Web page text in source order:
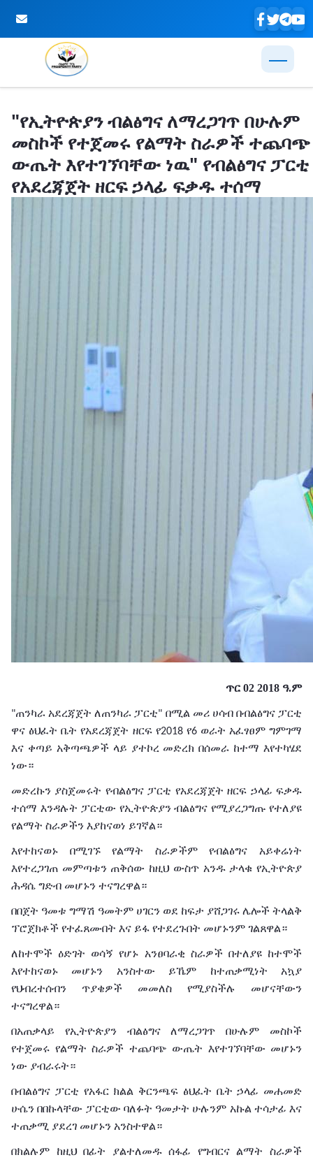
"የኢትዮጵያን ብልፅግና ለማረጋገጥ በሁሉም
መስኮች የተጀመሩ የልማት ስራዎች ተጨባጭ
ውጤት እየተገኘባቸው ነዉ" የብልፅግና ፓርቲ
የአደረጃጀት ዘርፍ ኃላፊ ፍቃዱ ተሰማ
ጥር 02 2018 ዓ.ም
"ጠንካራ አደረጃጀት ለጠንካራ ፓርቲ" በሚል መሪ ሀሳብ በብልፅግና ፓርቲ
ዋና ፅህፈት ቤት የአደረጃጀት ዘርፍ የ2018 የ6 ወራት አፈፃፀም ግምገማ
እና ቀጣይ አቅጣጫዎች ላይ ያተኮረ መድረክ በሰመራ ከተማ እየተካሄደ
ነው።
መድረኩን ያስጀመሩት የብልፅግና ፓርቲ የአደረጃጀት ዘርፍ ኃላፊ ፍቃዱ
ተሰማ እንዳሉት ፓርቲው የኢትዮጵያን ብልፅግና የሚያረጋግጡ የተለያዩ
የልማት ስራዎችን እያከናወነ ይገኛል።
እየተከናወኑ በሚገኙ የልማት ስራዎችም የብልፅግና
አይቀሬነት
እየተረጋገጠ መምጣቱን ጠቅሰው ከዚህ ውስጥ አንዱ ታላቁ የኢትዮጵያ
ሕዳሴ ግድብ መሆኑን ተናግረዋል።
በበጀት ዓመቱ ግማሽ ዓመትም ሀገርን ወደ ከፍታ ያሸጋገሩ ሌሎች ትላልቅ
ፕሮጀክቶች የተፈጸሙበት እና ይፋ የተደረጉበት መሆኑንም ገልጸዋል።
ለከተሞች ዕድገት ወሳኝ የሆኑ አንፀባራቂ ስራዎች በተለያዩ ከተሞች
እየተከናወኑ
መሆኑን አንስተው ይኼም ከተጠቃሚነት
አኳያ
የህብረተሰብን
ጥያቄዎች መመለስ የሚያስችሉ
መሆናቸውን
ተናግረዋል።
በአጠቃላይ የኢትዮጵያን ብልፅግና ለማረጋገጥ በሁሉም
መስኮች
የተጀመሩ የልማት ስራዎች ተጨባጭ ውጤት እየተገኘባቸው መሆኑን
ነው ያብራሩት።
በብልፅግና ፓርቲ የአፋር ክልል ቅርንጫፍ ፅህፈት ቤት ኃላፊ መሐመድ
ሁሴን በበኩላቸው ፓርቲው ባለፉት ዓመታት ሁሉንም አኩል ተሳታፊ እና
ተጠቃሚ ያደረገ መሆኑን አንስተዋል።
በክልሉም ከዚህ በፊት ያልተለመዱ ሰፋፊ የግብርና ልማት
ስራዎች